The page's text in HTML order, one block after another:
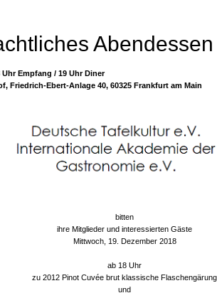
Abendessen
Uhr Empfang / 19 Uhr Diner
Friedrich-Ebert-Anlage 40, 60325 Frankfurt am Main
bitten
ihre Mitglieder und interessierten Gäste
Mittwoch, 19. Dezember 2018
ab 18 Uhr
zu 2012 Pinot Cuvée brut klassische Flaschengärung
und